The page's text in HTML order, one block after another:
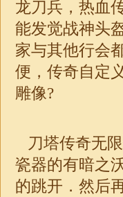
龙刀兵，热血
能发觉战神头
家与其他行会
便，传奇自定
雕像?
刀塔传奇无
瓷器的有暗之
的跳开．然后